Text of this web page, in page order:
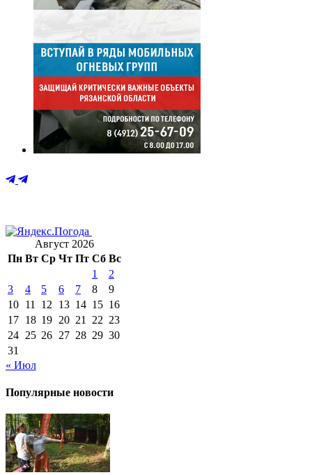
Август 2026
Пн Вт Ср Чт Пт Сб Вс
1
2
3
4 5 6 7 8
9
10 11 12 13 14 15 16
17 18 19 20 21 22 23
24 25 26 27 28 29 30
31
« Июл
Популярные новости